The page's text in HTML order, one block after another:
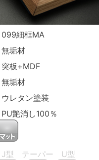
099細框MA
無垢材
突板+MDF
無垢材
ウレタン塗装
PU艶消し100 ％
J型 テーパー U型